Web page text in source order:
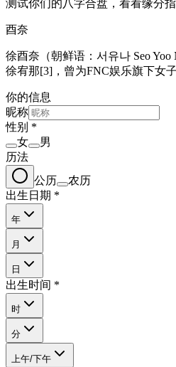
测试你们的八字合盘，看看缘分
酉奈
徐酉奈（朝鲜语：서유나 Seo
徐宥那[3]，曾为FNC娱乐旗下女
你的信息
昵称
性别 *
女
男
历法
公历
农历
出生日期 *
年
月
日
出生时间 *
时
分
上午/下午